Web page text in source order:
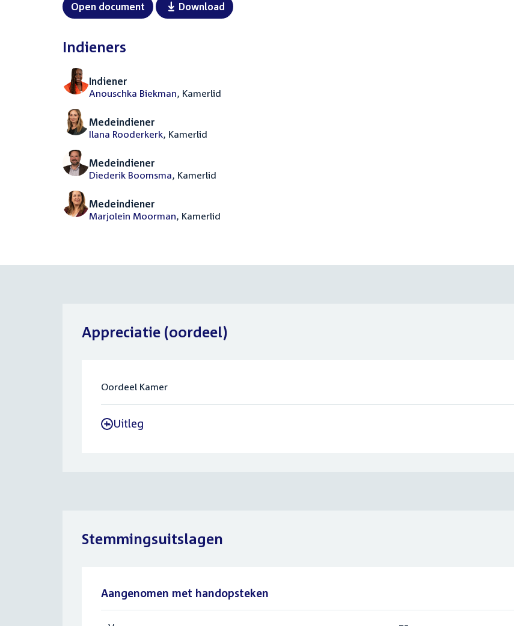
Open document Download
Indieners
Indiener
Anouschka Biekman, Kamerlid
Medeindiener
Ilana Rooderkerk, Kamerlid
Medeindiener
Diederik Boomsma, Kamerlid
Medeindiener
Marjolein Moorman, Kamerlid
Appreciatie (oordeel)
Oordeel Kamer
- Uitleg
Stemmingsuitslagen
Aangenomen met handopsteken